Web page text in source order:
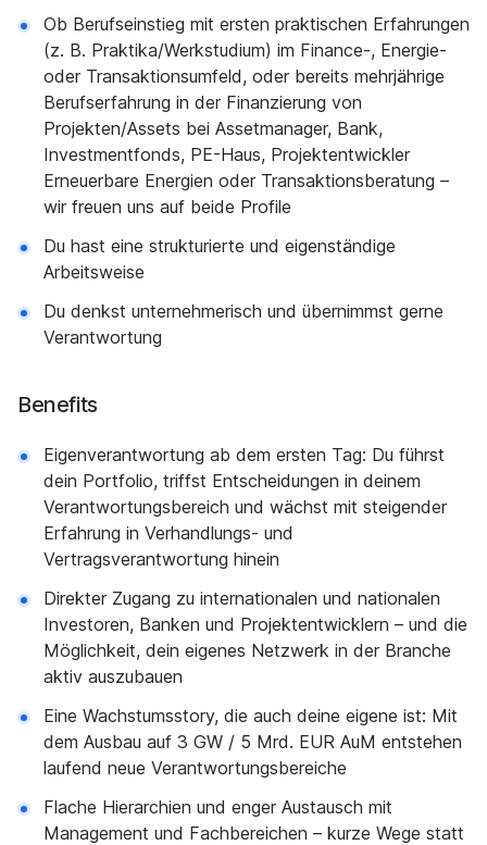
Ob Berufseinstieg mit ersten praktischen Erfahrungen
(z. B. Praktika/Werkstudium) im Finance-, Energie-
oder Transaktionsumfeld, oder bereits mehrjährige
Berufserfahrung in der Finanzierung von
Projekten/Assets bei Assetmanager, Bank,
Investmentfonds, PE-Haus, Projektentwickler
Erneuerbare Energien oder Transaktionsberatung –
wir freuen uns auf beide Profile
Du hast eine strukturierte und eigenständige
Arbeitsweise
Du denkst unternehmerisch und übernimmst gerne
Verantwortung
Benefits
Eigenverantwortung ab dem ersten Tag: Du führst
dein Portfolio, triffst Entscheidungen in deinem
Verantwortungsbereich und wächst mit steigender
Erfahrung in Verhandlungs- und
Vertragsverantwortung hinein
Direkter Zugang zu internationalen und nationalen
Investoren, Banken und Projektentwicklern – und die
Möglichkeit, dein eigenes Netzwerk in der Branche
aktiv auszubauen
Eine Wachstumsstory, die auch deine eigene ist: Mit
dem Ausbau auf 3 GW / 5 Mrd. EUR AuM entstehen
laufend neue Verantwortungsbereiche
Flache Hierarchien und enger Austausch mit
Management und Fachbereichen – kurze Wege statt